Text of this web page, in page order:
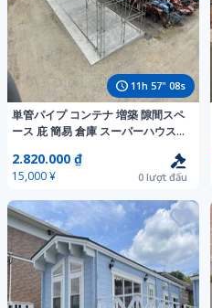
11h 57" 06s
単管パイプ コンテナ 増築 隙間スペ
ース 庇 簡易 倉庫 スーパーハウス
ブ 駐車場 日本製 足場 台風対策
2.820.000 ₫
15,000 ¥ 0 lượt đấu